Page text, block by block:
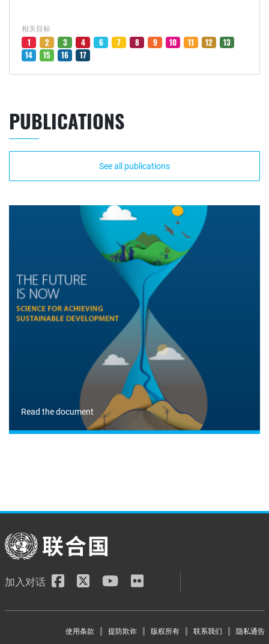
相关目标
1 2 3 4 6 7 8 9 10 11 12
13
14
15 16 17
PUBLICATIONS
See all publications
Read the document
加入对话
使用条款 提防欺诈 版权所有 联系我们 隐私通告